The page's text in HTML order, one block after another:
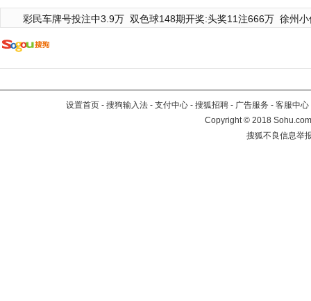
彩民车牌号投注中3.9万 双色球148期开奖:头奖11注666万 徐州
设置首页 - 搜狗输入法 - 支付中心 - 搜狐招聘 - 广告服务 - 客服中心
Copyright©2018
搜狐不良信息举